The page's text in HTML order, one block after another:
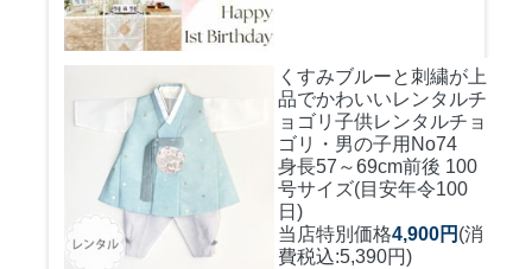
くすみブルーと刺繍が上
品でかわいいレンタルチ
ョゴリ 子供レンタルチョ
ゴリ・男の子用No74
身長57～69cm前後 100
号サイズ(目安年令100
日)
当店特別価格4,900円 (消
費税込:5,390円)